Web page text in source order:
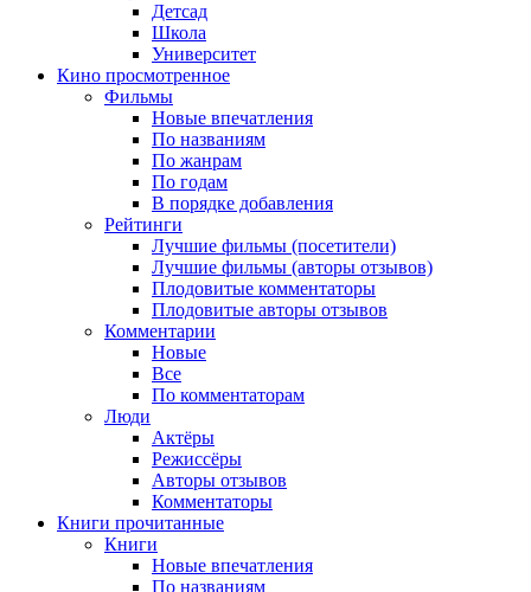
Детсад
Школа
Университет
Кино просмотренное
Фильмы
Новые впечатления
По названиям
По жанрам
По годам
В порядке добавления
Рейтинги
Лучшие фильмы (посетители)
Лучшие фильмы (авторы отзывов)
Плодовитые комментаторы
Плодовитые авторы отзывов
Комментарии
Новые
Все
По комментаторам
Люди
Актёры
Режиссёры
Авторы отзывов
Комментаторы
Книги прочитанные
Книги
Новые впечатления
По названиям